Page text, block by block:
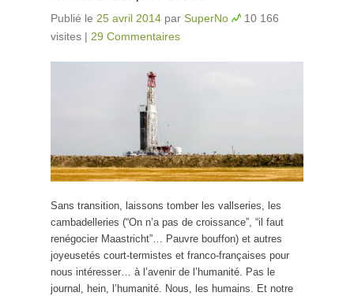
Publié le 25 avril 2014 par SuperNo
10 166
visites | 29 Commentaires
Sans transition, laissons tomber les vallseries, les
cambadelleries (“On n’a pas de croissance”, “il faut
renégocier Maastricht”… Pauvre bouffon) et autres
joyeusetés court-termistes et franco-françaises pour
nous intéresser… à l’avenir de l’humanité. Pas le
journal, hein, l’humanité. Nous, les humains. Et notre